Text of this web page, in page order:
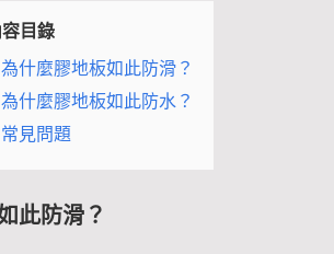
目錄
為什麼膠地板如此防滑？
為什麼膠地板如此防水？
常見問題
此防滑？